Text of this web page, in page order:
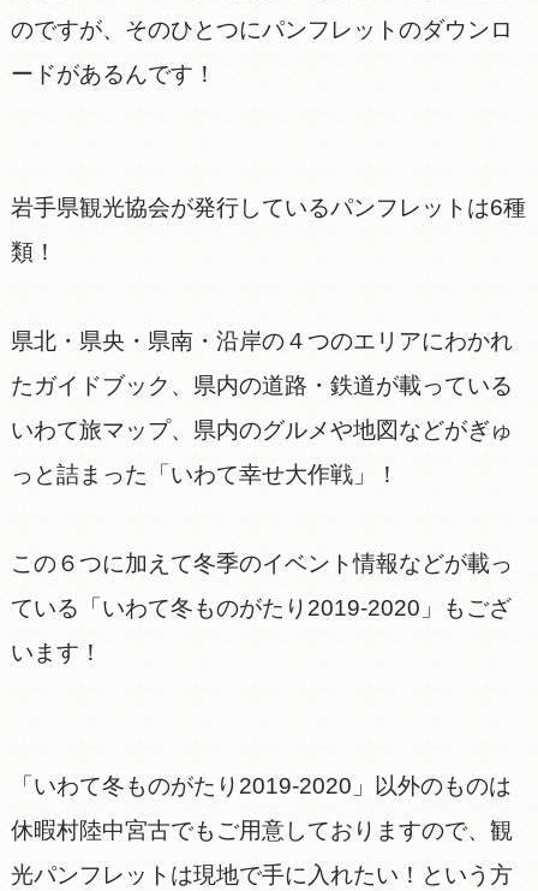
のですが、そのひとつにパンフレットのダウンロ
ードがあるんです！
岩手県観光協会が発行しているパンフレットは6種
類！
県北・県央・県南・沿岸の４つのエリアにわかれ
たガイドブック、県内の道路・鉄道が載っている
いわて旅マップ、県内のグルメや地図などがぎゅ
っと詰まった「いわて幸せ大作戦」！
この６つに加えて冬季のイベント情報などが載っ
ている「いわて冬ものがたり2019-2020」もござ
います！
「いわて冬ものがたり2019-2020」以外のものは
休暇村陸中宮古でもご用意しておりますので、観
光パンフレットは現地で手に入れたい！という方